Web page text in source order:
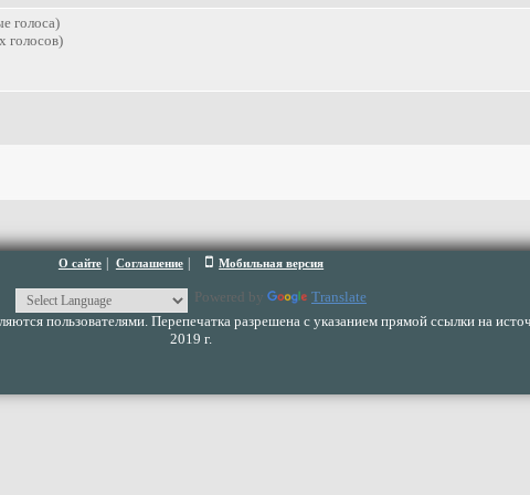
голоса)
голосов)
О сайте Соглашение Мобильная версия
Powered by
Translate
пользователями. Перепечатка разрешена с указанием прямой ссылки на
2019 г.